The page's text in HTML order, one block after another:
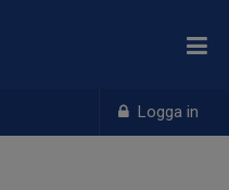
Logga in